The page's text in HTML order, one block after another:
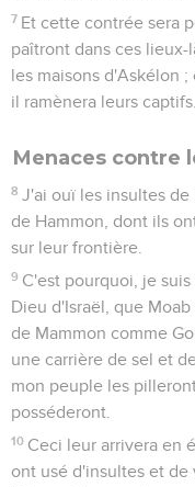
7 Et cette contrée sera
paîtront dans ces
les maisons d'Askélon
il ramènera leurs captifs.
Menaces contre
8 J'ai ouï les insultes
de Hammon, dont ils
sur leur frontière.
9 C'est pourquoi, je
Dieu d'Israël, que
de Mammon comme
une carrière de sel et
mon peuple les
posséderont.
10 Ceci leur arrivera en
ont usé d'insultes et